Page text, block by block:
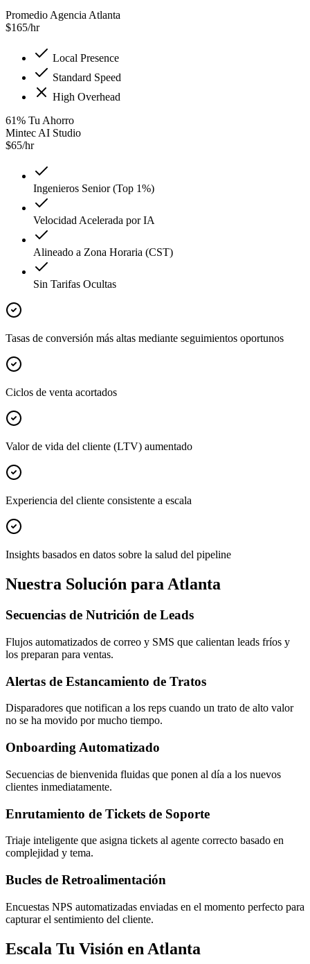
Promedio Agencia Atlanta
$165/hr
Local Presence
Standard Speed
High Overhead
61% Tu Ahorro
Mintec AI Studio
$65/hr
Ingenieros Senior (Top 1%)
Velocidad Acelerada por IA
Alineado a Zona Horaria (CST)
Sin Tarifas Ocultas
Tasas de conversión más altas mediante seguimientos oportunos
Ciclos de venta acortados
Valor de vida del cliente (LTV) aumentado
Experiencia del cliente consistente a escala
Insights basados en datos sobre la salud del pipeline
Nuestra Solución para Atlanta
Secuencias de Nutrición de Leads
Flujos automatizados de correo y SMS que calientan leads fríos y
los preparan para ventas.
Alertas de Estancamiento de Tratos
Disparadores que notifican a los reps cuando un trato de alto valor
no se ha movido por mucho tiempo.
Onboarding Automatizado
Secuencias de bienvenida fluidas que ponen al día a los nuevos
clientes inmediatamente.
Enrutamiento de Tickets de Soporte
Triaje inteligente que asigna tickets al agente correcto basado en
complejidad y tema.
Bucles de Retroalimentación
Encuestas NPS automatizadas enviadas en el momento perfecto para
capturar el sentimiento del cliente.
Escala Tu Visión en Atlanta